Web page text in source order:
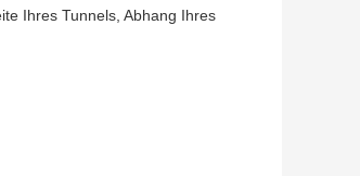
Ihres Tunnels, Abhang Ihres